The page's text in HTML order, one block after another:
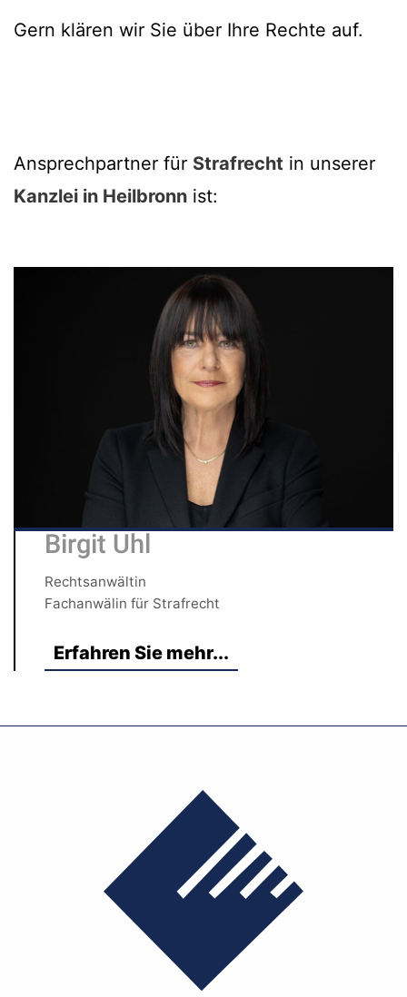
Gern klären wir Sie über Ihre Rechte auf.
Ansprechpartner für Strafrecht in unserer
Kanzlei in Heilbronn ist:
Birgit Uhl
Rechtsanwältin
Fachanwälin für Strafrecht
Erfahren Sie mehr...